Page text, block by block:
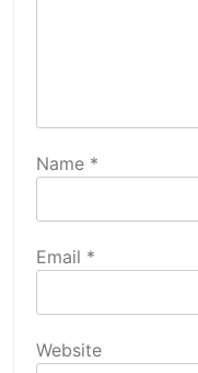
Name *
Email *
Website